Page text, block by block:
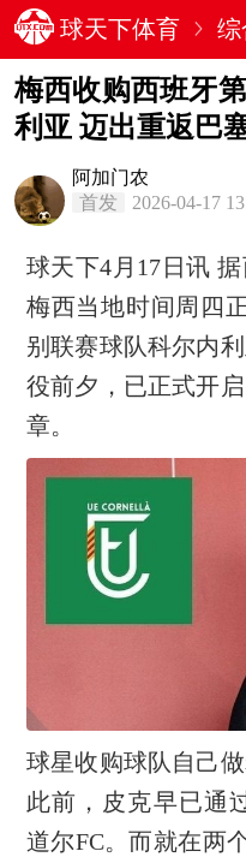
球天下体育 综
梅西收购西班牙
利亚 迈出重返巴
阿加门农
首发
2026-04-17
球天下4月17日讯
梅西当地时间周四
别联赛球队科尔内
役前夕，已正式开
章。
球星收购球队自己
此前，皮克早已通
道尔FC。而就在两